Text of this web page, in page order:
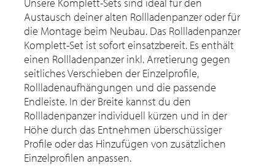
Unsere Komplett-Sets sind ideal für den
Austausch deiner alten Rollladenpanzer oder für
die Montage beim Neubau. Das Rollladenpanzer
Komplett-Set ist sofort einsatzbereit. Es enthält
einen Rollladenpanzer inkl. Arretierung gegen
seitliches Verschieben der Einzelprofile,
Rollladenaufhängungen und die passende
Endleiste. In der Breite kannst du den
Rollladenpanzer individuell kürzen und in der
Höhe durch das Entnehmen überschüssiger
Profile oder das Hinzufügen von zusätzlichen
Einzelprofilen anpassen.